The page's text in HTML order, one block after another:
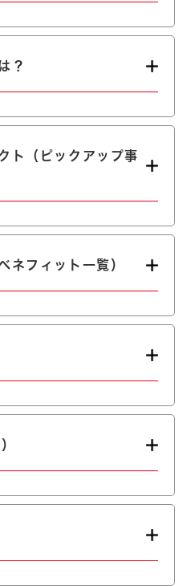
？
ト（ピックアップ事
ネフィット一覧）